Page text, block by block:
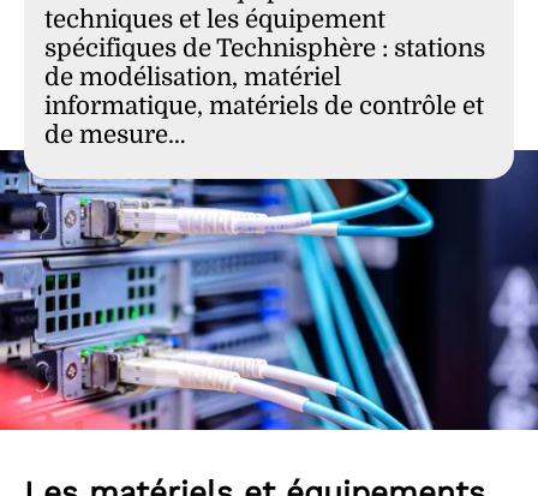
techniques et les équipement
spécifiques de Technisphère : stations
de modélisation, matériel
informatique, matériels de contrôle et
de mesure…